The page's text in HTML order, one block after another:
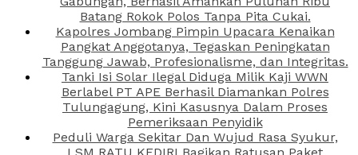
Batang Rokok Polos Tanpa Pita Cukai.
Kapolres Jombang Pimpin Upacara Kenaikan
Pangkat Anggotanya, Tegaskan Peningkatan
Tanggung Jawab, Profesionalisme, dan Integritas.
Tanki Isi Solar Ilegal Diduga Milik Kaji WWN
Berlabel PT APE Berhasil Diamankan Polres
Tulungagung, Kini Kasusnya Dalam Proses
Pemeriksaan Penyidik
Peduli Warga Sekitar Dan Wujud Rasa Syukur,